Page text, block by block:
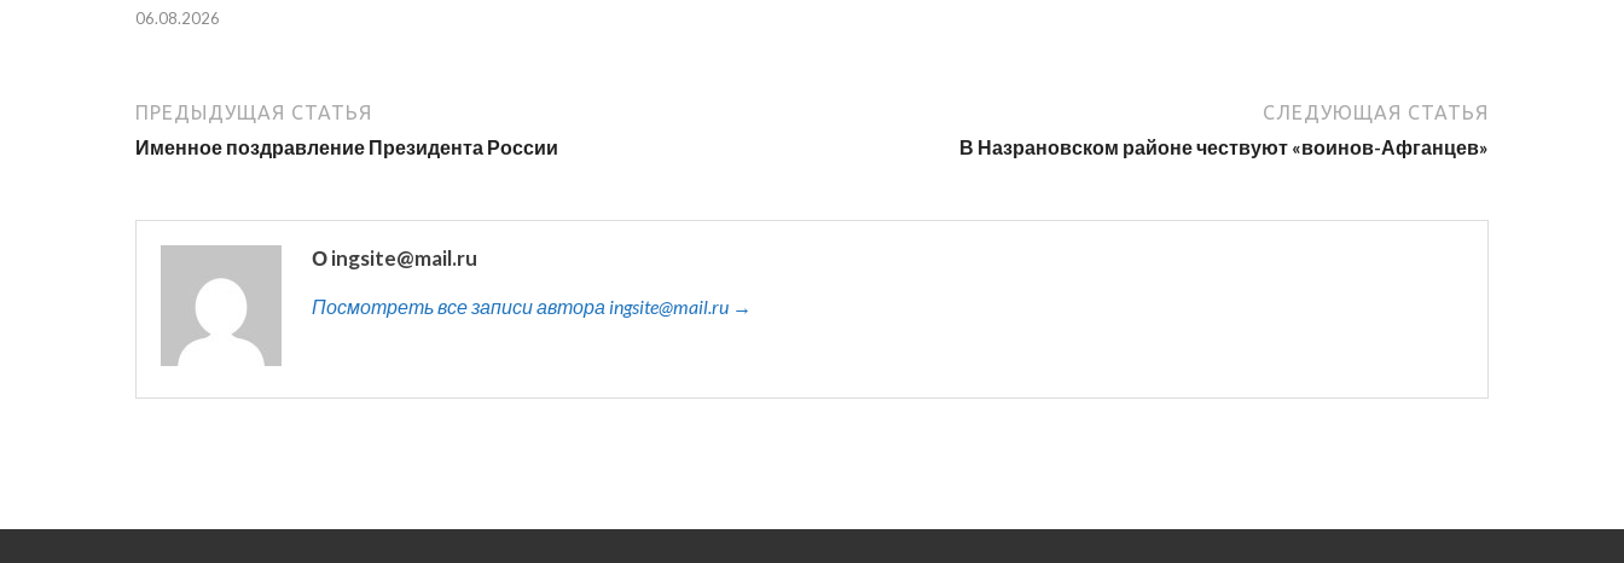
06.08.2026
ПРЕДЫДУЩАЯ СТАТЬЯ
Именное поздравление Президента России
СЛЕДУЮЩАЯ СТАТЬЯ
В Назрановском районе чествуют «воинов-Афганцев»
О ingsite@mail.ru
Посмотреть все записи автора ingsite@mail.ru →